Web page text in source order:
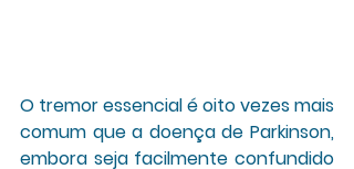
O tremor essencial é oito vezes mais
comum que a doença de Parkinson,
embora seja facilmente confundido